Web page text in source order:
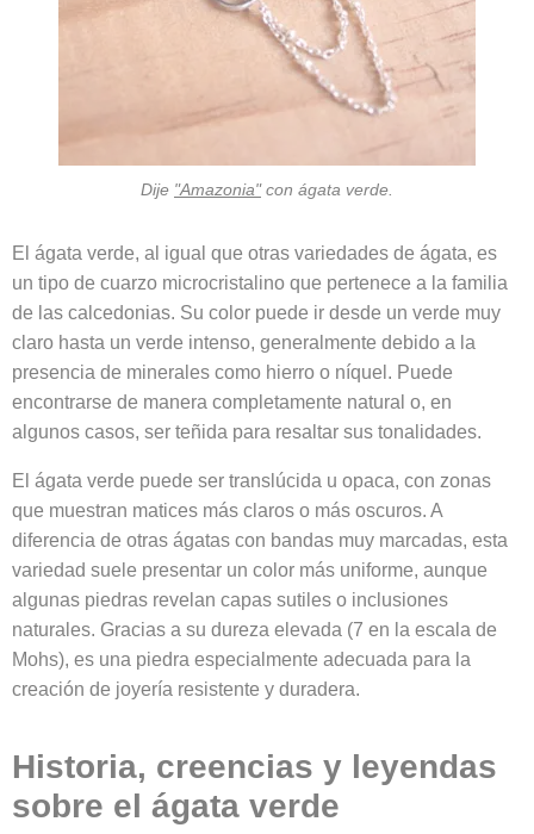
Dije "Amazonia"con ágata verde.
El ágata verde, al igual que otras variedades de ágata, es
un tipo de cuarzo microcristalino que pertenece a la familia
de las calcedonias. Su color puede ir desde un verde muy
claro hasta un verde intenso, generalmente debido a la
presencia de minerales como hierro o níquel. Puede
encontrarse de manera completamente natural o, en
algunos casos, ser teñida para resaltar sus tonalidades.
El ágata verde puede ser translúcida u opaca, con zonas
que muestran matices más claros o más oscuros. A
diferencia de otras ágatas con bandas muy marcadas, esta
variedad suele presentar un color más uniforme, aunque
algunas piedras revelan capas sutiles o inclusiones
naturales. Gracias a su dureza elevada (7 en la escala de
Mohs), es una piedra especialmente adecuada para la
creación de joyería resistente y duradera.
Historia, creencias y leyendas
sobre el ágata verde